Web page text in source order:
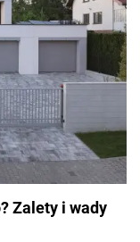
Zalety i wady